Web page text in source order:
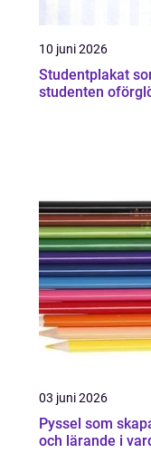
10 juni 2026
Studentplakat
studenten
03 juni 2026
Pyssel som
och lärande i